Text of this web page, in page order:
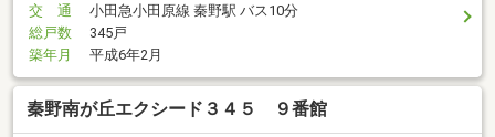
交 通
小田急小田原線 秦野駅 バス10分
総戸数
345戸
築年月
平成6年2月
秦野南が丘エクシード３４５ ９番館